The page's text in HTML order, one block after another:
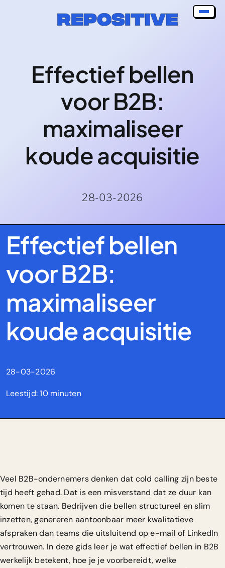
Effectief bellen
voor B2B:
maximaliseer
koude acquisitie
28-03-2026
Effectief bellen
voor B2B:
maximaliseer
koude acquisitie
28-03-2026
Leestijd: 10 minuten
Veel B2B-ondernemers denken dat cold calling zijn beste
tijd heeft gehad. Dat is een misverstand dat ze duur kan
komen te staan. Bedrijven die bellen structureel en slim
inzetten, genereren aantoonbaar meer kwalitatieve
afspraken dan teams die uitsluitend op e-mail of LinkedIn
vertrouwen. In deze gids leer je wat effectief bellen in B2B
werkelijk betekent, hoe je je voorbereidt, welke